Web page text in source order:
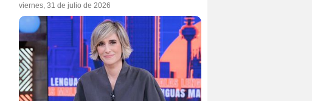
viernes, 31 de julio de 2026